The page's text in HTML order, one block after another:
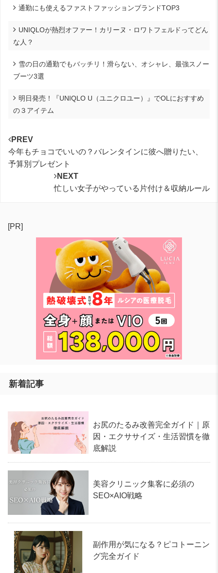
通勤にも使えるファストファッションブランドTOP3
UNIQLOが熱烈オファー！カリーヌ・ロワトフェルドってどん
な人？
雪の日の通勤でもバッチリ！滑らない、オシャレ、最強スノー
ブーツ3選
明日発売！『UNIQLO U（ユニクロユー）』でOLにおすすめ
の３アイテム
PREV
今年もチョコでいいの？バレンタインに彼へ贈りたい、
予算別プレゼント
NEXT
忙しい女子がやっている片付け＆収納ルール
[PR]
新着記事
お尻のたるみ改善完全ガイド｜原
因・エクササイズ・生活習慣を徹
底解説
美容クリニック集客に必須の
SEO×AIO戦略
副作用が気になる？ピコトーニン
グ完全ガイド